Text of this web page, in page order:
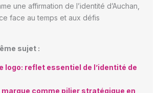
une affirmation de l’identité d’Auchan,
face au temps et aux défis
sujet :
logo: reflet essentiel de l’identité de
marque comme pilier stratégique en